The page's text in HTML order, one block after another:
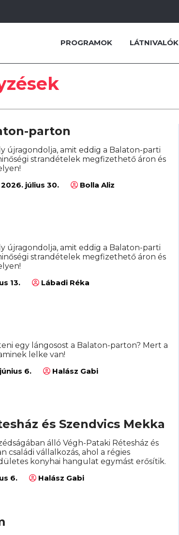
PROGRAMOK LÁTNIVALÓK
parton
újragondolja, amit eddig a Balaton-parti
strandételek megfizethető áron és
2026. július 30. Bolla Aliz
újragondolja, amit eddig a Balaton-parti
strandételek megfizethető áron és
13. Lábadi Réka
egy lángosost a Balaton-parton? Mert a
lelke van!
6. Halász Gabi
és Szendvics Mekka
álló Végh-Pataki Rétesház és
családi vállalkozás, ahol a régies
konyhai hangulat egymást erősítik.
6. Halász Gabi